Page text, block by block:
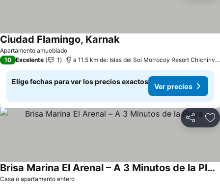
Apartamento amueblado
Ciudad Flamingo, Karnak
10 Excelente 1 a 11.5 km de: Islas del Sol Morrocoy Resort Chichiriviche
Elige fechas para ver los precios exactos
Ver precios
Compartir
Casa o apartamento entero
Brisa Marina El Arenal – A 3 Minutos de la Playa